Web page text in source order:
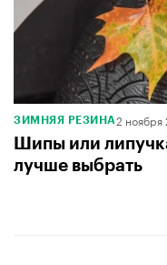
ЗИМНЯЯ РЕЗИНА2 ноября
Шипы или
лучше выбрать